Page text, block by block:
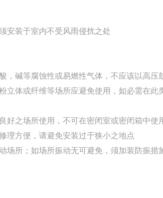
安装于室内不受风雨侵扰之处
，碱等腐蚀性或易燃性气体，不应该以高压
立体或纤维等场所应避免使用，如必需在
好之场所使用，不可在密闭室或密闭箱中使
理方便，请避免安装过于狭小之地点
场所；如场所振动无可避免，须加装防振措